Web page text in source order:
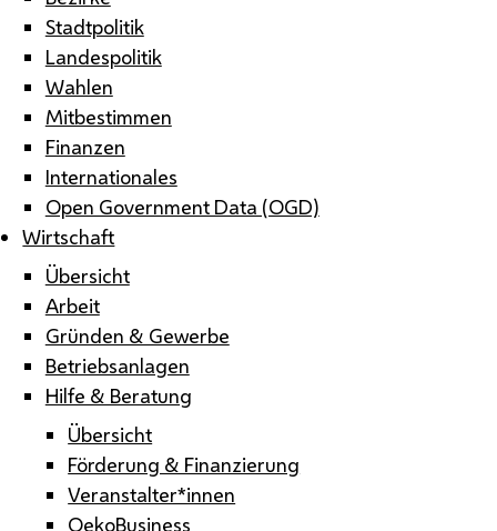
Stadtpolitik
Landespolitik
Wahlen
Mitbestimmen
Finanzen
Internationales
Open Government Data (OGD)
Wirtschaft
Übersicht
Arbeit
Gründen & Gewerbe
Betriebsanlagen
Hilfe & Beratung
Übersicht
Förderung & Finanzierung
Veranstalter*innen
OekoBusiness